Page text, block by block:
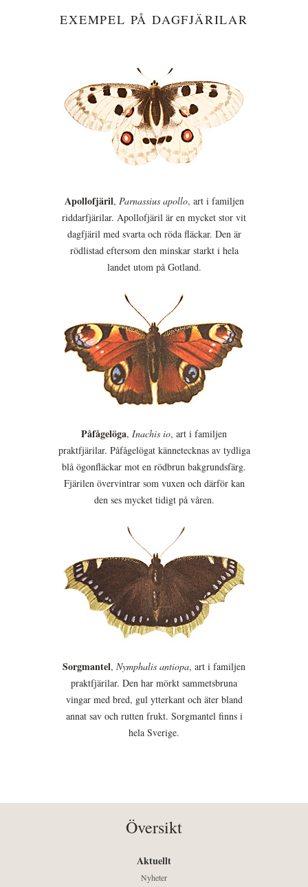
EXEMPEL PÅ DAGFJÄRILAR
Apollofjäril, Parnassius apollo, art i familjen
riddarfjärilar. Apollofjäril är en mycket stor vit
dagfjäril med svarta och röda fläckar. Den är
rödlistad eftersom den minskar starkt i hela
landet utom på Gotland.
Påfågelöga, Inachis io, art i familjen
praktfjärilar. Påfågelögat kännetecknas av tydliga
blå ögonfläckar mot en rödbrun bakgrundsfärg.
Fjärilen övervintrar som vuxen och därför kan
den ses mycket tidigt på våren.
Sorgmantel, Nymphalis antiopa, art i familjen
praktfjärilar. Den har mörkt sammetsbruna
vingar med bred, gul ytterkant och äter bland
annat sav och rutten frukt. Sorgmantel finns i
hela Sverige.
Översikt
Aktuellt
Nyheter